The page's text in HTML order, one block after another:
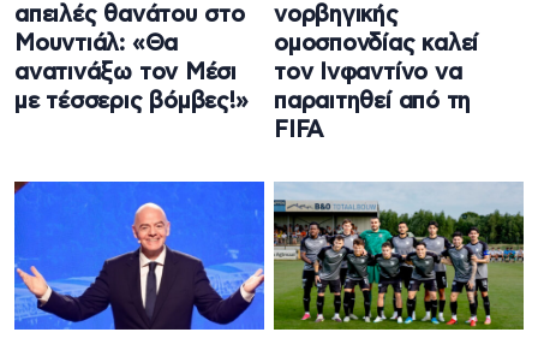
απειλές θανάτου στο
Μουντιάλ: «Θα
ανατινάξω τον Μέσι
με τέσσερις βόμβες!»
νορβηγικής
ομοσπονδίας καλεί
τον Ινφαντίνο να
παραιτηθεί από τη
FIFA